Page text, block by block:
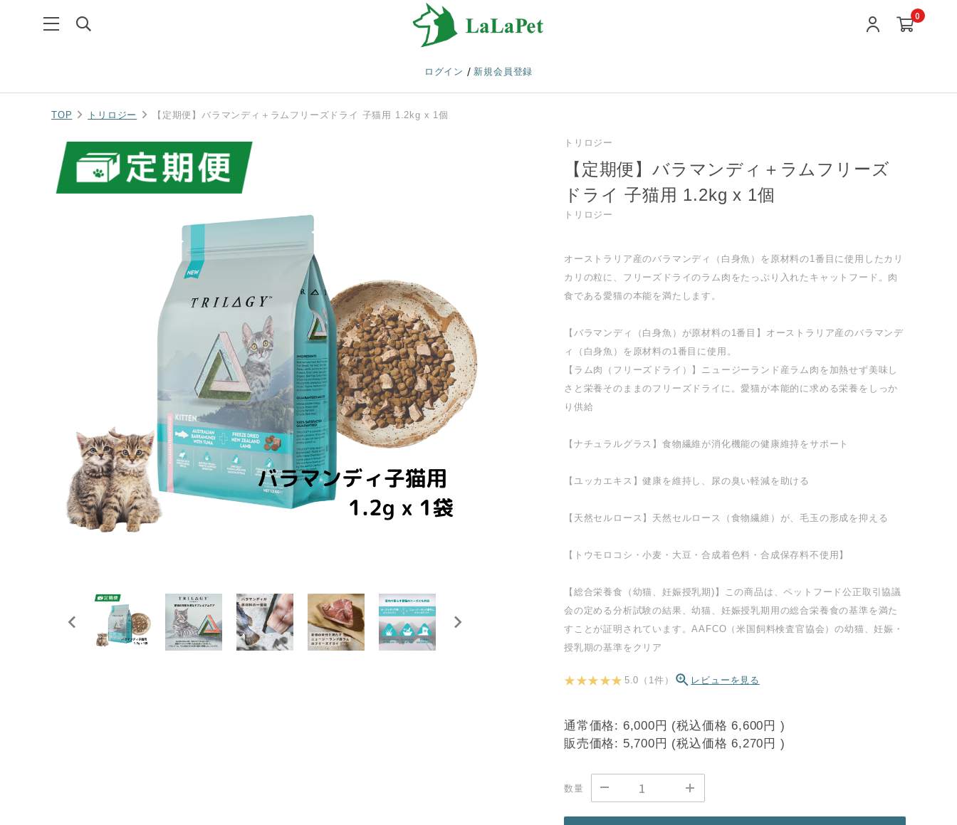
0
ログイン / 新規会員登録
TOP トリロジー 【定期便】バラマンディ＋ラムフリーズドライ 子猫用 1.2kg x 1個
トリロジー
【定期便】バラマンディ＋ラムフリーズ
ドライ 子猫用 1.2kg x 1個
トリロジー
オーストラリア産のバラマンディ（白身魚）を原材料の1番目に使用したカリ
カリの粒に、フリーズドライのラム肉をたっぷり入れたキャットフード。肉
食である愛猫の本能を満たします。
【バラマンディ（白身魚）が原材料の1番目】オーストラリア産のバラマンデ
ィ（白身魚）を原材料の1番目に使用。
【ラム肉（フリーズドライ）】ニュージーランド産ラム肉を加熱せず美味し
さと栄養そのままのフリーズドライに。愛猫が本能的に求める栄養をしっか
り供給
【ナチュラルグラス】食物繊維が消化機能の健康維持をサポート
【ユッカエキス】健康を維持し、尿の臭い軽減を助ける
【天然セルロース】天然セルロース（食物繊維）が、毛玉の形成を抑える
【トウモロコシ・小麦・大豆・合成着色料・合成保存料不使用】
【総合栄養食（幼猫、妊娠授乳期)】この商品は、ペットフード公正取引協議
会の定める分析試験の結果、幼猫、妊娠授乳期用の総合栄養食の基準を満た
すことが証明されています。AAFCO（米国飼料検査官協会）の幼猫、妊娠・
授乳期の基準をクリア
★ ★ ★ ★ ★ 5.0（1件） レビューを見る
通常価格: 6,000円 (税込価格 6,600円 )
販売価格: 5,700円 (税込価格 6,270円 )
数量